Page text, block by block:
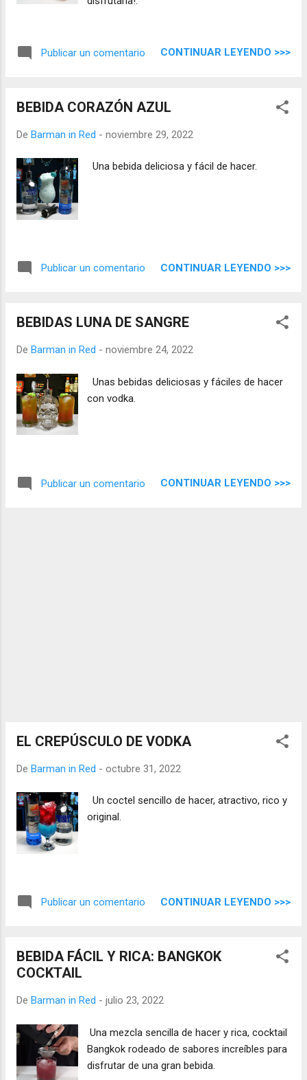
Publicar un comentario CONTINUAR LEYENDO >>>
BEBIDA CORAZÓN AZUL
De Barman in Red - noviembre 29, 2022
Una bebida deliciosa y fácil de hacer.
Publicar un comentario CONTINUAR LEYENDO >>>
BEBIDAS LUNA DE SANGRE
De Barman in Red - noviembre 24, 2022
Unas bebidas deliciosas y fáciles de hacer
con vodka.
Publicar un comentario CONTINUAR LEYENDO >>>
EL CREPÚSCULO DE VODKA
De Barman in Red - octubre 31, 2022
Un coctel sencillo de hacer, atractivo, rico y
original.
Publicar un comentario CONTINUAR LEYENDO >>>
BEBIDA FÁCIL Y RICA: BANGKOK
COCKTAIL
De Barman in Red - julio 23, 2022
Una mezcla sencilla de hacer y rica, cocktail
Bangkok rodeado de sabores increíbles para
disfrutar de una gran bebida.